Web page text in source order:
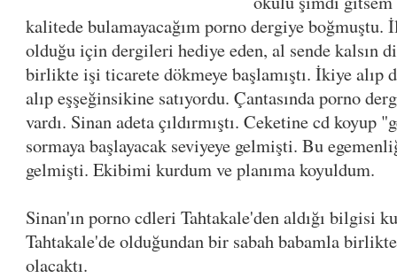
kalitede bulamayacağım porno dergiye boğmuştu.
olduğu için dergileri hediye eden, al sende kalsın
birlikte işi ticarete dökmeye başlamıştı. İkiye alıp
alıp eşşeğinsikine satıyordu. Çantasında porno
vardı. Sinan adeta çıldırmıştı. Ceketine cd koyup
sormaya başlayacak seviyeye gelmişti. Bu
gelmişti. Ekibimi kurdum ve planıma koyuldum.
Sinan'ın porno cdleri Tahtakale'den aldığı bilgisi
Tahtakale'de olduğundan bir sabah babamla
olacaktı.